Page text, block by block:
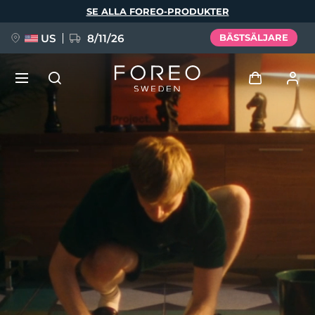
SE ALLA FOREO-PRODUKTER
US 8/11/26 BÄSTSÄLJARE
Logga in
Mina enheter
Mina beställningar
Mina adresser
Mina prenumerationer
NYHET
FAQ™ Pure Beauty-Tech Elixir
issa™ Teeth Whitening Set
Español
Italiano
Português
Svenska
Русский
简体中文 繁體中文